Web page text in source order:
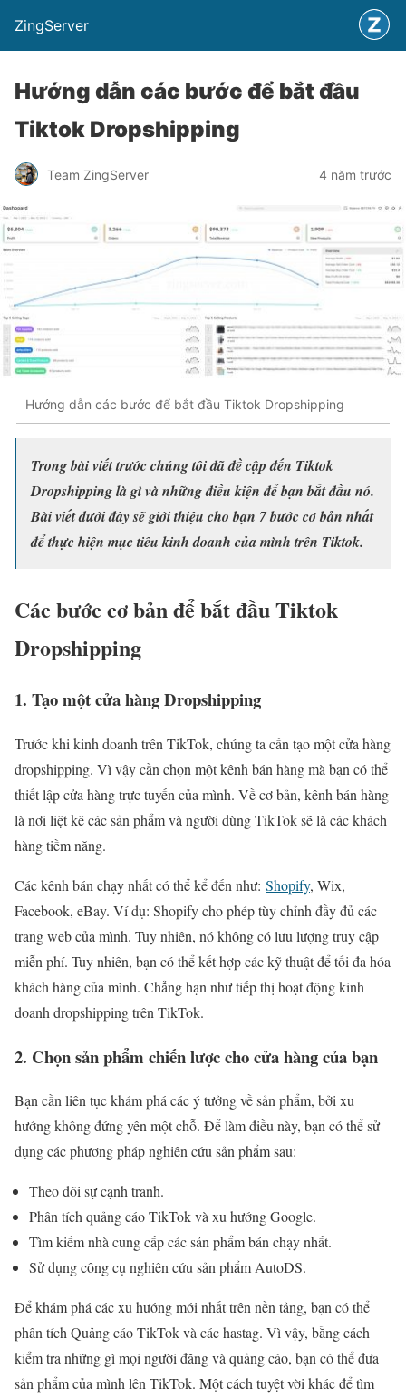
ZingServer
Hướng dẫn các bước để bắt đầu
Tiktok Dropshipping
Team ZingServer 4 năm trước
Hướng dẫn các bước để bắt đầu Tiktok Dropshipping
Trong bài viết trước chúng tôi đã đề cập đến Tiktok
Dropshipping là gì và những điều kiện để bạn bắt đầu nó.
Bài viết dưới đây sẽ giới thiệu cho bạn 7 bước cơ bản nhất
để thực hiện mục tiêu kinh doanh của mình trên Tiktok.
Các bước cơ bản để bắt đầu Tiktok
Dropshipping
1. Tạo một cửa hàng Dropshipping
Trước khi kinh doanh trên TikTok, chúng ta cần tạo một cửa hàng
dropshipping. Vì vậy cần chọn một kênh bán hàng mà bạn có thể
thiết lập cửa hàng trực tuyến của mình. Về cơ bản, kênh bán hàng
là nơi liệt kê các sản phẩm và người dùng TikTok sẽ là các khách
hàng tiềm năng.
Các kênh bán chạy nhất có thể kể đến như: Shopify, Wix,
Facebook, eBay. Ví dụ: Shopify cho phép tùy chỉnh đầy đủ các
trang web của mình. Tuy nhiên, nó không có lưu lượng truy cập
miễn phí. Tuy nhiên, bạn có thể kết hợp các kỹ thuật để tối đa hóa
khách hàng của mình. Chẳng hạn như tiếp thị hoạt động kinh
doanh dropshipping trên TikTok.
2. Chọn sản phẩm chiến lược cho cửa hàng của bạn
Bạn cần liên tục khám phá các ý tưởng về sản phẩm, bởi xu
hướng không đứng yên một chỗ. Để làm điều này, bạn có thể sử
dụng các phương pháp nghiên cứu sản phẩm sau:
Theo dõi sự cạnh tranh.
Phân tích quảng cáo TikTok và xu hướng Google.
Tìm kiếm nhà cung cấp các sản phẩm bán chạy nhất.
Sử dụng công cụ nghiên cứu sản phẩm AutoDS.
Để khám phá các xu hướng mới nhất trên nền tảng, bạn có thể
phân tích Quảng cáo TikTok và các hastag. Vì vậy, bằng cách
kiểm tra những gì mọi người đăng và quảng cáo, bạn có thể đưa
sản phẩm của mình lên TikTok. Một cách tuyệt vời khác để tìm